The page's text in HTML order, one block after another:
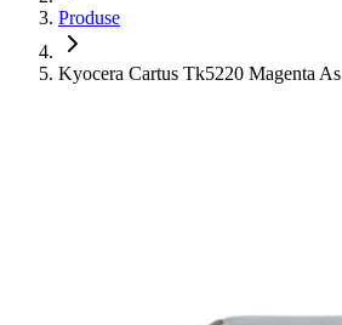
Produse
Kyocera Cartus Tk5220 Magenta As